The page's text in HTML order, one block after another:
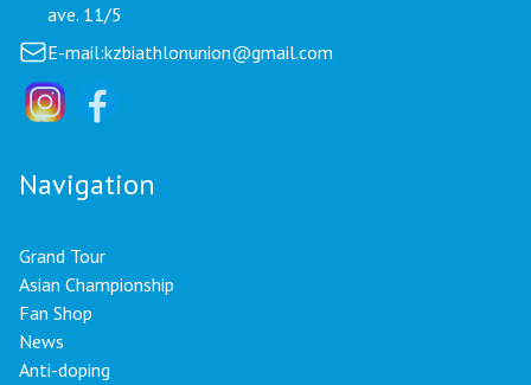
ave. 11/5
E-mail:kzbiathlonunion@gmail.com
Navigation
Grand Tour
Asian Championship
Fan Shop
News
Anti-doping